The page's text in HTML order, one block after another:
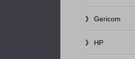
Gericom
HP